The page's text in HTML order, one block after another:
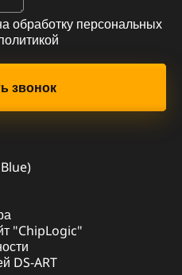
обработку персональных
"ChipLogic"
DS-ART